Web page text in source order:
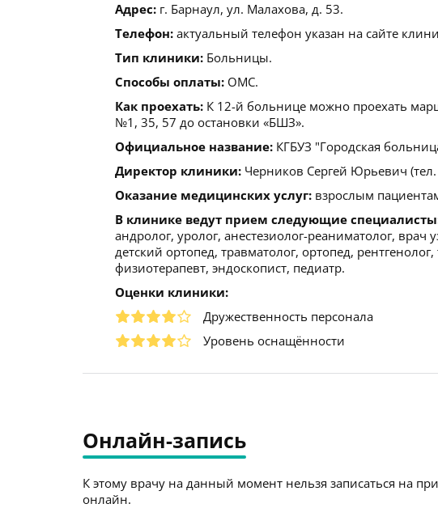
Адрес: г. Барнаул, ул. Малахова, д. 53.
Телефон: актуальный телефон указан на сайте
Тип клиники: Больницы.
Способы оплаты: ОМС.
Как проехать: К 12-й больнице можно проехать
№1, 35, 57 до остановки «БШЗ».
Официальное название: КГБУЗ "Городская
Директор клиники: Черников Сергей Юрьевич
Оказание медицинских услуг: взрослым
В клинике ведут прием следующие
андролог, уролог, анестезиолог-реаниматолог, врач
детский ортопед, травматолог, ортопед,
физиотерапевт, эндоскопист, педиатр.
Оценки клиники:
Дружественность персонала
Уровень оснащённости
Онлайн-запись
К этому врачу на данный момент нельзя записаться на
онлайн.